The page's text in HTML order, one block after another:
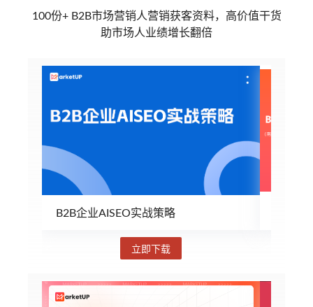
100份+ B2B市场营销人营销获客资料，高价值干货
助市场人业绩增长翻倍
B2B企业AISEO实战策略
立即下载